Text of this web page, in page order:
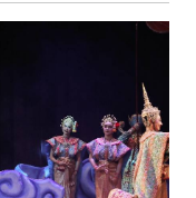
อิงในการจัดทำหนังสือ